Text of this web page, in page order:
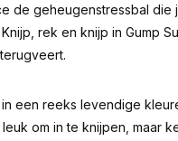
de geheugenstressbal die
rek en knijp in Gump
een reeks levendige
om in te knijpen, maar